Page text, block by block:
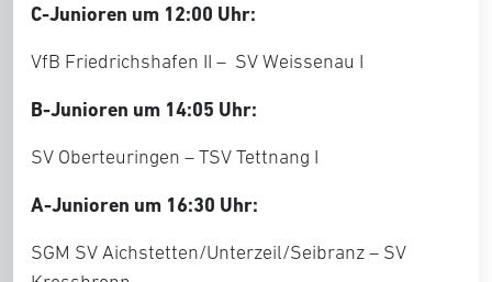
C-Junioren um 12:00 Uhr:
VfB Friedrichshafen II – SV Weissenau I
B-Junioren um 14:05 Uhr:
SV Oberteuringen – TSV Tettnang I
A-Junioren um 16:30 Uhr:
SGM SV Aichstetten/Unterzeil/Seibranz – SV